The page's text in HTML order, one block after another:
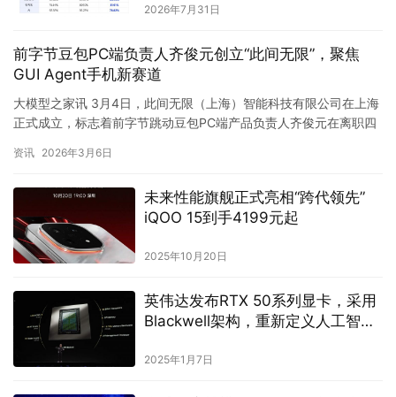
力动作大模型
2023年12月21日
AI新质生产力应用论坛揭秘：元宇
宙与AIGC如何重塑未来生产力？
长音频不丢词，行业词不用教，阿
里发布Qwen-Audio-3.0-ASR-
2026年7月31日
前字节豆包PC端负责人齐俊元创立“此间无限”，聚焦
GUI Agent手机新赛道
大模型之家讯 3月4日，此间无限（上海）智能科技有限公司在上海
正式成立，标志着前字节跳动豆包PC端产品负责人齐俊元在离职四